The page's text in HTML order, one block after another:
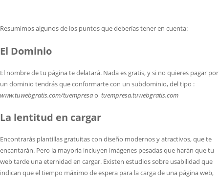
Resumimos algunos de los puntos que deberías tener en cuenta:
El Dominio
El nombre de tu página te delatará. Nada es gratis, y si no quieres pagar por
un dominio tendrás que conformarte con un subdominio, del tipo :
www.tuwebgratis.com/tuempresao tuempresa.tuwebgratis.com
La lentitud en cargar
Encontrarás plantillas gratuitas con diseño modernos y atractivos, que te
encantarán. Pero la mayoría incluyen imágenes pesadas que harán que tu
web tarde una eternidad en cargar. Existen estudios sobre usabilidad que
indican que el tiempo máximo de espera para la carga de una página web,